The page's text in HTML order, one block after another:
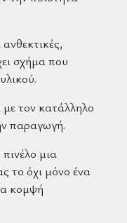
σχήμα που
τον κατάλληλο
παραγωγή.
μια
το όχι μόνο ένα
κομψή